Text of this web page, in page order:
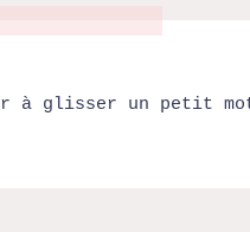
à glisser un petit